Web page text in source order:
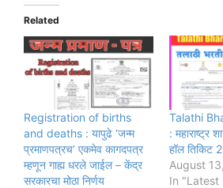
Related
Registration of births
and deaths : यापुढे ‘जन्म
प्रमाणपत्रच’ एकमेव कागदपत्र
म्हणून गाह्य धरले जाईल – केंद्र
सरकारचा मोठा निर्णय
Talathi
: महाराष्ट्र
हॉल तिकिट
August
In "Latest